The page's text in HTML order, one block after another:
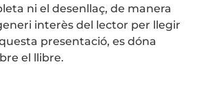
ni el desenllaç, de manera
interès del lector per llegir
presentació, es dóna
el llibre.